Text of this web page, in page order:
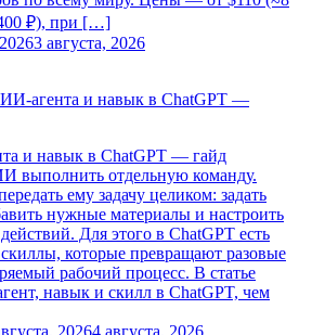
₽), при […]
3 августа, 2026
и навык в ChatGPT — гайд
выполнить отдельную команду.
ему задачу целиком: задать
нужные материалы и настроить
Для этого в ChatGPT есть
которые превращают разовые
рабочий процесс. В статье
навык и скилл в ChatGPT, чем